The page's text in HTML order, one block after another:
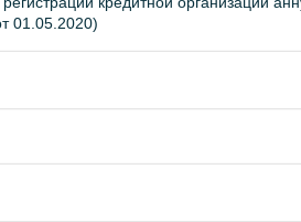
01.05.2020)